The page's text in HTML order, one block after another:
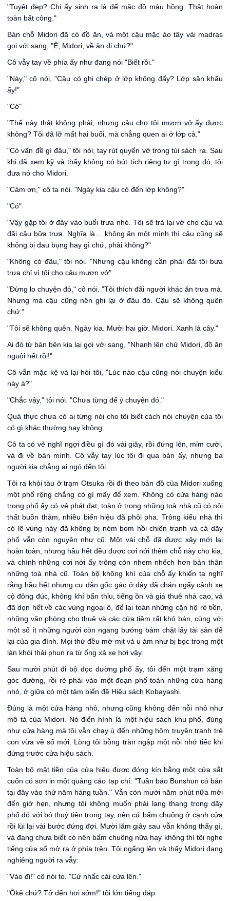
"Tuyệt đẹp? Chị ấy sinh ra là để mặc đồ màu hồng. Thật hoàn
toàn bất công."
Bàn chỗ Midori đã có đồ ăn, và một cậu mặc áo tây vải madras
gọi với sang, "Ê, Midori, về ăn đi chứ?"
Cô vẫy tay về phía ấy như đang nói "Biết rồi."
"Này," cô nói, "Cậu có ghi chép ở lớp không đấy? Lớp sân khấu
ấy!"
"Có"
"Thế này thật không phải, nhưng cậu cho tôi mượn vở ấy được
không? Tôi đã lỡ mất hai buổi, mà chẳng quen ai ở lớp cả."
"Có vấn đề gì đâu," tôi nói, tay rút quyển vở trong túi sách ra. Sau
khi đã xem kỹ và thấy không có bút tích riêng tư gì trong đó, tôi
đưa nó cho Midori.
"Cám ơn," cô ta nói. "Ngày kia cậu có đến lớp không?"
"Có"
"Vậy gặp tôi ở đây vào buổi trưa nhé. Tôi sẽ trả lại vở cho cậu và
đãi cậu bữa trưa. Nghĩa là… không ăn một mình thì cậu cũng sẽ
không bị đau bụng hay gì chứ, phải không?"
"Không có đâu," tôi nói. "Nhưng cậu không cần phải đãi tôi bưa
trưa chỉ vì tôi cho cậu mượn vở"
"Đừng lo chuyện đó," cô nói. "Tôi thích đãi người khác ăn trưa mà.
Nhưng mà cậu cũng nên ghi lại ở đâu đó. Cậu sẽ không quên
chứ."
"Tôi sẽ không quên. Ngày kia. Mười hai giờ. Midori. Xanh lá cây."
Ai đó từ bàn bên kia lại gọi với sang, "Nhanh lên chứ Midori, đồ ăn
nguội hết rồi!"
Cô vẫn mặc kệ và lại hỏi tôi, "Lúc nào cậu cũng nói chuyện kiểu
này à?"
"Chắc vậy," tôi nói. "Chưa từng để ý chuyện đó."
Quả thực chưa có ai từng nói cho tôi biết cách nói chuyện của tôi
có gì khác thường hay không.
Cô ta có vẻ nghĩ ngợi điều gì đó vài giây, rồi đứng lên, mỉm cười,
và đi về bàn mình. Cô vẫy tay lúc tôi đi qua bàn ấy, nhưng ba
người kia chẳng ai ngó đến tôi.
Tôi ra khỏi tàu ở trạm Otsuka rồi đi theo bản đồ của Midori xuống
một phố rộng chẳng có gì mấy để xem. Không có cửa hàng nào
trong phố ấy có vẻ phát đạt, toàn ở trong những toà nhà cũ có nội
thất buồn thảm, nhiều biển hiệu đã phôi pha. Trông kiểu nhà thì
có lẽ vùng này đã không bị ném bom hồi chiến tranh và cả dãy
phố vẫn còn nguyên như cũ. Một vài chỗ đã được xây mới lại
hoàn toàn, nhưng hầu hết đều được cơi nới thêm chỗ này cho kia,
và chính những cơi nới ấy trông còn nhem nhếch hơn bản thân
những toà nhà cũ. Toàn bộ không khí của chỗ ấy khiến ta nghĩ
rằng hầu hết nhưng cư dân gốc gác ở đây đã chán ngấy cảnh xe
cộ đông đúc, không khí bẩn thỉu, tiếng ồn và giá thuê nhà cao, và
đã dọn hết về các vùng ngoại ô, để lại toàn những căn hộ rẻ tiền,
những văn phòng cho thuê và các cửa tiệm rất khó bán, cùng với
một số ít những người còn ngang bướng bám chặt lấy tài sản để
lại của gia đình. Mọi thứ đều mờ mịt và u ám như bị bọc trong một
làn khói thải phun ra từ ống xả xe hơi vậy.
Sau mười phút đi bộ đọc dường phố ấy, tôi đến một trạm xăng
góc đường, rồi rẻ phải vào một đoạn phố toàn những cửa hàng
nhỏ, ở giữa có một tám biển đề Hiệu sách Kobayashi.
Đúng là một cửa hàng nhỏ, nhưng cũng không đến nỗi nhỏ như
mô tả của Midori. Nó điển hình là một hiệu sách khu phố, đúng
như cửa hàng mà tôi vẫn chạy ù đến những hôm truyện tranh trẻ
con vừa về số mới. Lòng tôi bỗng tràn ngập một nỗi nhớ tiếc khi
đứng trước cửa hiệu sách.
Toàn bộ mặt tiền của cửa hiệu được đóng kín bằng một cửa sắt
cuốn có sơn in một quảng cáo tạp chí: "Tuần báo Bunshun có bán
tại đây vào thứ năm hàng tuần." Vẫn còn mười năm phút nữa mới
đến giờ hẹn, nhưng tôi không muốn phải lang thang trong dãy
phố đó với bó thuỷ tiên trong tay, nên cứ bấm chuông ở cạnh cửa
rồi lùi lại vài bước đứng đợi. Mười lăm giây sau vẫn không thấy gì,
và đang chưa biết có nên bấm chuông nữa hay không thì tôi nghe
tiếng cửa sổ mở ra ở phía trên. Tôi ngẩng lên và thấy Midori đang
nghiêng người ra vẫy:
"Vào đi!" cô nói to. "Cứ nhấc cái cửa lên."
"Ôkê chứ? Tớ đến hơi sớm!" tôi lớn tiếng đáp.